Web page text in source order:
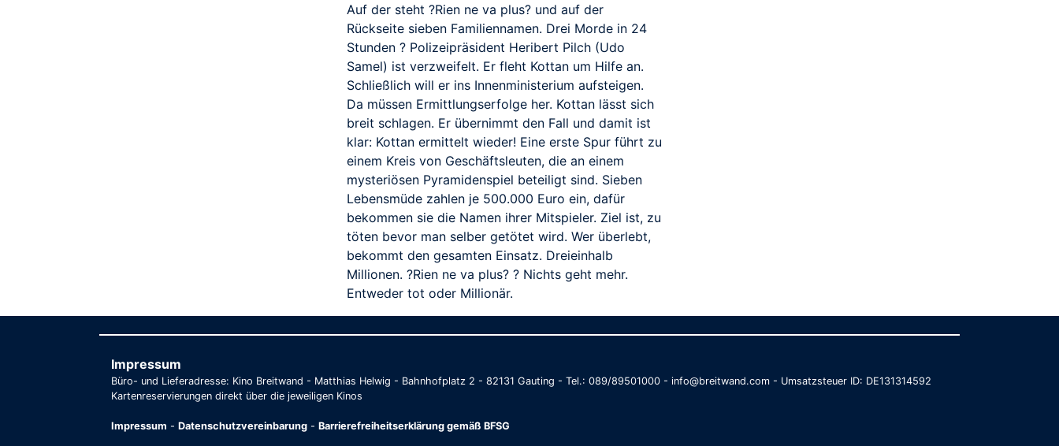
Auf der steht ?Rien ne va plus? und auf der
Rückseite sieben Familiennamen. Drei Morde in 24
Stunden ? Polizeipräsident Heribert Pilch (Udo
Samel) ist verzweifelt. Er fleht Kottan um Hilfe an.
Schließlich will er ins Innenministerium aufsteigen.
Da müssen Ermittlungserfolge her. Kottan lässt sich
breit schlagen. Er übernimmt den Fall und damit ist
klar: Kottan ermittelt wieder! Eine erste Spur führt zu
einem Kreis von Geschäftsleuten, die an einem
mysteriösen Pyramidenspiel beteiligt sind. Sieben
Lebensmüde zahlen je 500.000 Euro ein, dafür
bekommen sie die Namen ihrer Mitspieler. Ziel ist, zu
töten bevor man selber getötet wird. Wer überlebt,
bekommt den gesamten Einsatz. Dreieinhalb
Millionen. ?Rien ne va plus? ? Nichts geht mehr.
Entweder tot oder Millionär.
Impressum
Büro- und Lieferadresse: Kino Breitwand - Matthias Helwig - Bahnhofplatz 2 - 82131 Gauting - Tel.: 089/89501000 - info@breitwand.com - Umsatzsteuer ID: DE131314592
Kartenreservierungen direkt über die jeweiligen Kinos
Impressum - Datenschutzvereinbarung - Barrierefreiheitserklärung gemäß BFSG